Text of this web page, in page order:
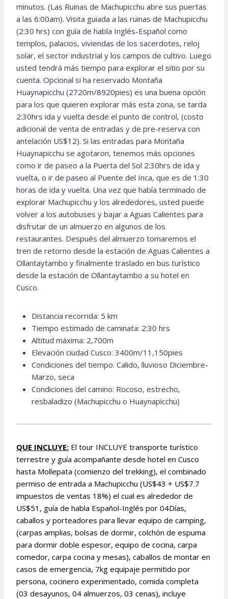
minutos. (Las Ruinas de Machupicchu abre sus puertas
a las 6:00am). Visita guiada a las ruinas de Machupicchu
(2:30 hrs) con guía de habla Inglés-Español como
templos, palacios, viviendas de los sacerdotes, reloj
solar, el sector industrial y los campos de cultivo. Luego
usted tendrá más tiempo para explorar el sitio por su
cuenta. Opcional si ha reservado Montaña
Huaynapicchu (2720m/8920pies) es una buena opción
para los que quieren explorar más esta zona, se tarda
2:30hrs ida y vuelta desde el punto de control, (costo
adicional de venta de entradas y de pre-reserva con
antelación US$12). Si las entradas para Montaña
Huaynapicchu se agotaron, tenemos más opciones
como ir de paseo a la Puerta del Sol 2:30hrs de ida y
vuelta, o ir de paseo al Puente del Inca, que es de 1:30
horas de ida y vuelta. Una vez que había terminado de
explorar Machupicchu y los alrededores, usted puede
volver a los autobuses y bajar a Aguas Calientes para
disfrutar de un almuerzo en algunos de los
restaurantes. Después del almuerzo tomaremos el
tren de retorno desde la estación de Aguas Calientes a
Ollantaytambo y finalmente traslado en bus turístico
desde la estación de Ollantaytambo a su hotel en
Cusco.
Distancia recorrida: 5 km
Tiempo estimado de caminata: 2:30 hrs
Altitud máxima: 2,700m
Elevación ciudad Cusco: 3400m/11,150pies
Condiciones del tiempo: Calido, lluvioso Diciembre-
Marzo, seca
Condiciones del camino: Rocoso, estrecho,
resbaladizo (Machupicchu o Huaynapicchu)
QUE INCLUYE: El tour INCLUYE transporte turístico
terrestre y guía acompañante desde hotel en Cusco
hasta Mollepata (comienzo del trekking), el combinado
permiso de entrada a Machupicchu (US$43 + US$7.7
impuestos de ventas 18%) el cual es alrededor de
US$51, guía de habla Español-Inglés por 04Días,
caballos y porteadores para llevar equipo de camping,
(carpas amplias, bolsas de dormir, colchón de espuma
para dormir doble espesor, equipo de cocina, carpa
comedor, carpa cocina y mesas), caballos de montar en
casos de emergencia, 7kg equipaje permitido por
persona, cocinero experimentado, comida completa
(03 desayunos, 04 almuerzos, 03 cenas), incluye